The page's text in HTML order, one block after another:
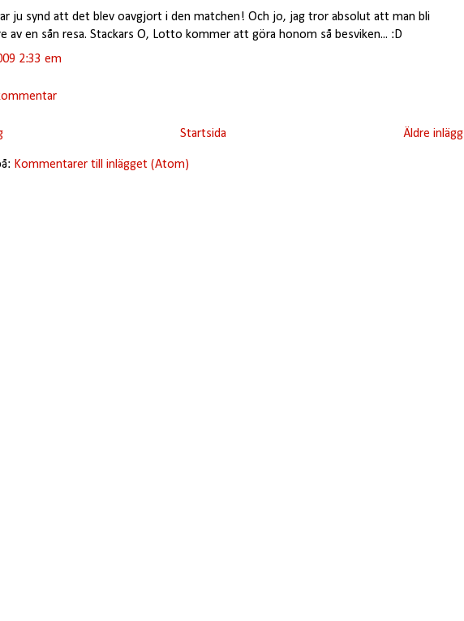
ju synd att det blev oavgjort i den matchen! Och jo, jag tror absolut att man bli
av en sån resa. Stackars O, Lotto kommer att göra honom så besviken... :D
2:33 em
Äldre inlägg
Startsida
Kommentarer till inlägget (Atom)